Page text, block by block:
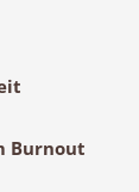
Burnout